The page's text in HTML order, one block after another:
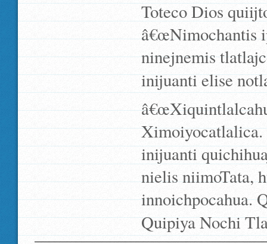
Toteco Dios
â€œNimochantis
ninejnemis
inijuanti elise
Ximoiyocatlalica.
inijuanti
nielis niimoTata,
innoichpocahua.
Quipiya Nochi